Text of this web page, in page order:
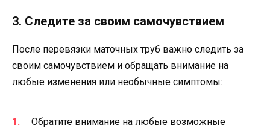
3. Следите за своим самочувствием
После перевязки маточных труб важно следить за
своим самочувствием и обращать внимание на
любые изменения или необычные симптомы:
Обратите внимание на любые возможные